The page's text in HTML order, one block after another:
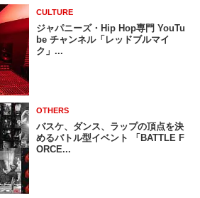
CULTURE
ジャパニーズ・Hip Hop専門 YouTu
be チャンネル「レッドブルマイ
ク」...
OTHERS
バスケ、ダンス、ラップの頂点を決
めるバトル型イベント 「BATTLE F
ORCE...